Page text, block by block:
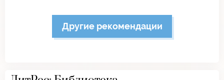
Другие рекомендации